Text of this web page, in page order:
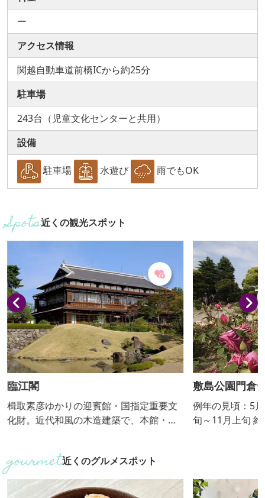
ー
アクセス情報
関越自動車道前橋ICから約25分
駐車場
243台（児童文化センターと共用）
設備
駐車場 水遊び 雨でもOK
近くの観光スポット
臨江閣
楫取素彦ゆかりの迎賓館・国指定重要文
化財。近代和風の木造建築で、本館・別
迎賓館として建てられました。
敷島公園門倉
例年の見頃：5
旬～11月上旬 約600種7,000株のバラ花壇
のばら園まつり
催し、ばらのラ
近くのグルメスポット